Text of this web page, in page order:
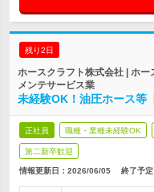
残り2日
ホースクラフト株式会社 | ホー
メンテサービス業
未経験OK！油圧ホース等
正社員 職種・業種未経験OK
第二新卒歓迎
情報更新日：2026/06/05 終了予定